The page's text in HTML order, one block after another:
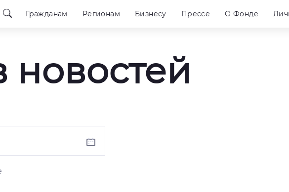
Гражданам Регионам Бизнесу Прессе О Фонде
новостей